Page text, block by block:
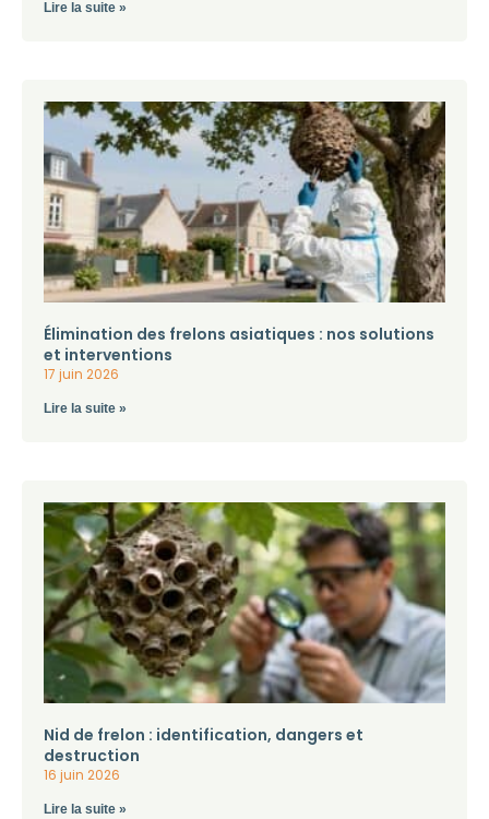
Lire la suite »
Élimination des frelons asiatiques : nos solutions
et interventions
17 juin 2026
Lire la suite »
Nid de frelon : identification, dangers et
destruction
16 juin 2026
Lire la suite »